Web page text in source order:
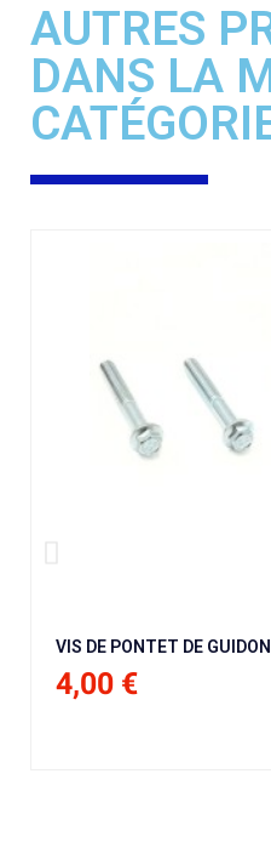
AUTRES
DANS LA
4,00 €